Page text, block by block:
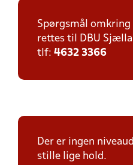
Spørgsmål omkring
rettes til DBU
tlf: 4632 3366
Der er ingen
stille lige hold.